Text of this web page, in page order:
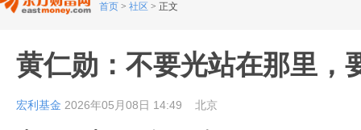
首页 > 社区 > 正文
黄仁勋：不要光站在那里，
宏利基金 2026年05月08日 14:49 北京